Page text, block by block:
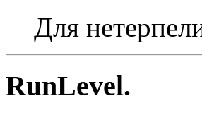
Для
RunLevel.